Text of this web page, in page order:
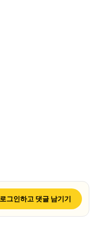
로그인하고 댓글 남기기